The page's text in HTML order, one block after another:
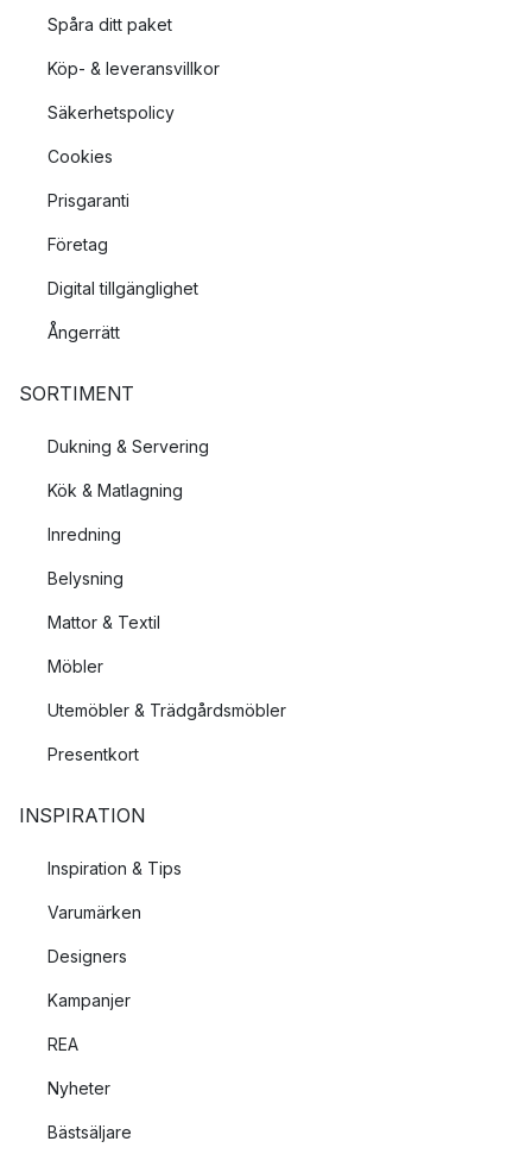
Spåra ditt paket
Köp- & leveransvillkor
Säkerhetspolicy
Cookies
Prisgaranti
Företag
Digital tillgänglighet
Ångerrätt
SORTIMENT
Dukning & Servering
Kök & Matlagning
Inredning
Belysning
Mattor & Textil
Möbler
Utemöbler & Trädgårdsmöbler
Presentkort
INSPIRATION
Inspiration & Tips
Varumärken
Designers
Kampanjer
REA
Nyheter
Bästsäljare